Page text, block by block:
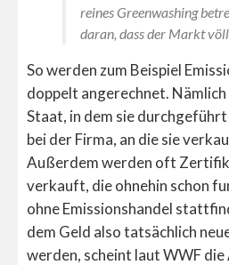
reines Greenwashing
daran, dass der Markt
So werden zum Beispiel
doppelt angerechnet.
Staat, in dem sie durchgeführt
bei der Firma, an die sie
Außerdem werden oft
verkauft, die ohnehin schon
ohne Emissionshandel
dem Geld also tatsächlich
werden, scheint laut WWF die